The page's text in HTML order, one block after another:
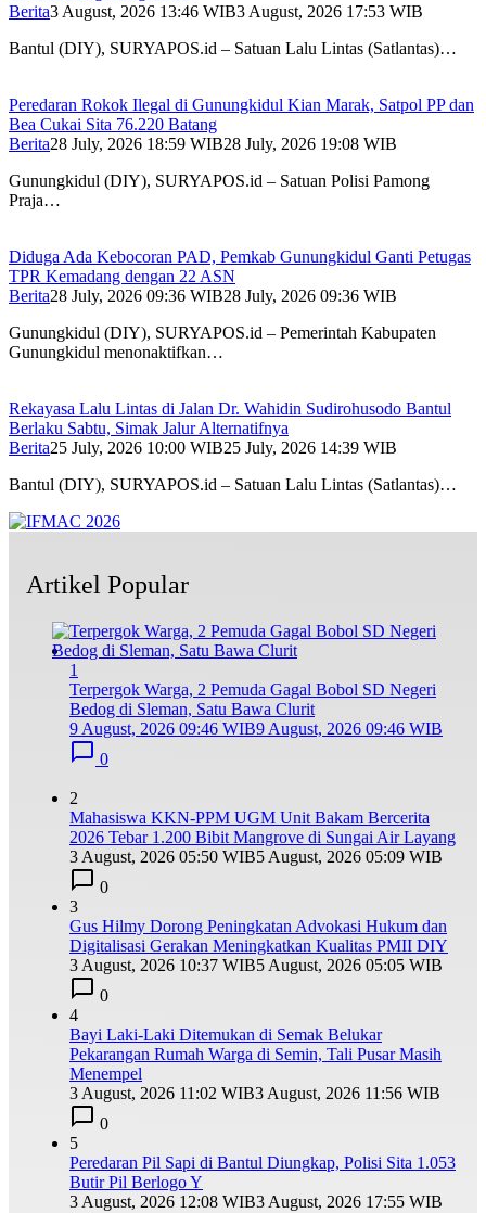
Berita3 August, 2026 13:46 WIB3 August, 2026 17:53 WIB
Bantul (DIY), SURYAPOS.id – Satuan Lalu Lintas (Satlantas)…
Peredaran Rokok Ilegal di Gunungkidul Kian Marak, Satpol PP dan
Bea Cukai Sita 76.220 Batang
Berita28 July, 2026 18:59 WIB28 July, 2026 19:08 WIB
Gunungkidul (DIY), SURYAPOS.id – Satuan Polisi Pamong
Praja…
Diduga Ada Kebocoran PAD, Pemkab Gunungkidul Ganti Petugas
TPR Kemadang dengan 22 ASN
Berita28 July, 2026 09:36 WIB28 July, 2026 09:36 WIB
Gunungkidul (DIY), SURYAPOS.id – Pemerintah Kabupaten
Gunungkidul menonaktifkan…
Rekayasa Lalu Lintas di Jalan Dr. Wahidin Sudirohusodo Bantul
Berlaku Sabtu, Simak Jalur Alternatifnya
Berita25 July, 2026 10:00 WIB25 July, 2026 14:39 WIB
Bantul (DIY), SURYAPOS.id – Satuan Lalu Lintas (Satlantas)…
Artikel Popular
1
Terpergok Warga, 2 Pemuda Gagal Bobol SD Negeri
Bedog di Sleman, Satu Bawa Clurit
9 August, 2026 09:46 WIB9 August, 2026 09:46 WIB
0
2
Mahasiswa KKN-PPM UGM Unit Bakam Bercerita
2026 Tebar 1.200 Bibit Mangrove di Sungai Air Layang
3 August, 2026 05:50 WIB5 August, 2026 05:09 WIB
0
3
Gus Hilmy Dorong Peningkatan Advokasi Hukum dan
Digitalisasi Gerakan Meningkatkan Kualitas PMII DIY
3 August, 2026 10:37 WIB5 August, 2026 05:05 WIB
0
4
Bayi Laki-Laki Ditemukan di Semak Belukar
Pekarangan Rumah Warga di Semin, Tali Pusar Masih
Menempel
3 August, 2026 11:02 WIB3 August, 2026 11:56 WIB
0
5
Peredaran Pil Sapi di Bantul Diungkap, Polisi Sita 1.053
Butir Pil Berlogo Y
3 August, 2026 12:08 WIB3 August, 2026 17:55 WIB